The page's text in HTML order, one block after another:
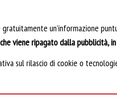
un’informazione
viene ripagato dalla pubblicità,
sul rilascio di cookie o